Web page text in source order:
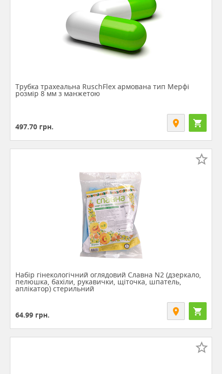
Трубка трахеальна RuschFlex армована тип Мерфі
розмір 8 мм з манжетою
497.70 грн.
Набір гінекологічний оглядовий Славна N2 (дзеркало,
пелюшка, бахіли, рукавички, щіточка, шпатель,
аплікатор) стерильний
64.99 грн.